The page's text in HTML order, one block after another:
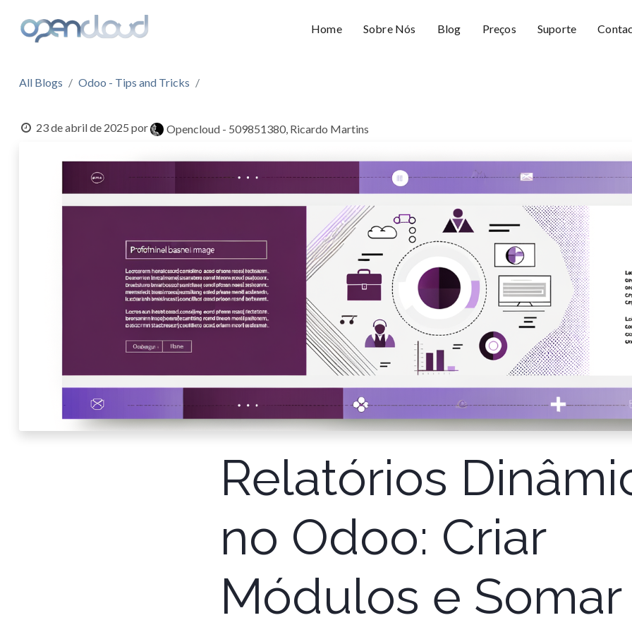
Home Sobre Nós Blog Preços Suporte
All Blogs Odoo - Tips and Tricks
23 de abril de 2025 por Opencloud - 509851380, Ricardo Martins
Relatórios
no Odoo: Criar
Módulos e Somar